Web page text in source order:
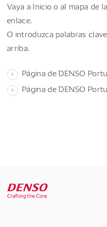
Vaya a Inicio o al mapa de
enlace.
O introduzca palabras
arriba.
Página de DENSO
Página de DENSO